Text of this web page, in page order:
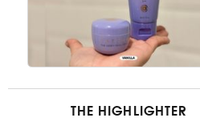
THE HIGHLIGHTER